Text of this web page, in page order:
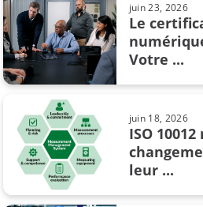
juil. 02, 2019
Les unités de
leur
mars 14, 2022
Qu'est-ce
juin 23, 2026
Le
Votre ...
juin 18, 2026
ISO
leur ...